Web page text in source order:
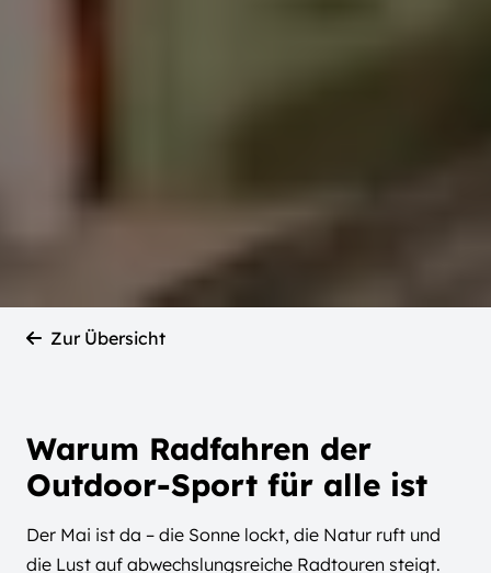
Zur Übersicht
Warum Radfahren der
Outdoor-Sport für alle ist
Der Mai ist da – die Sonne lockt, die Natur ruft und
die Lust auf abwechslungsreiche Radtouren steigt.